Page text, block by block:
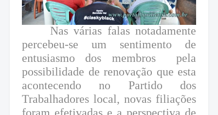
Nas várias falas notadamente
percebeu-se um sentimento de
entusiasmo dos membros pela
possibilidade de renovação que esta
acontecendo no Partido dos
Trabalhadores local, novas filiações